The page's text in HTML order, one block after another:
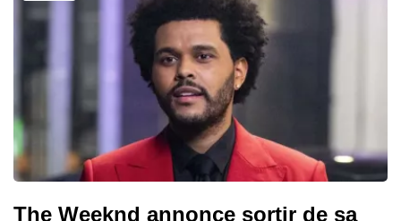
The Weeknd annonce sortir de sa